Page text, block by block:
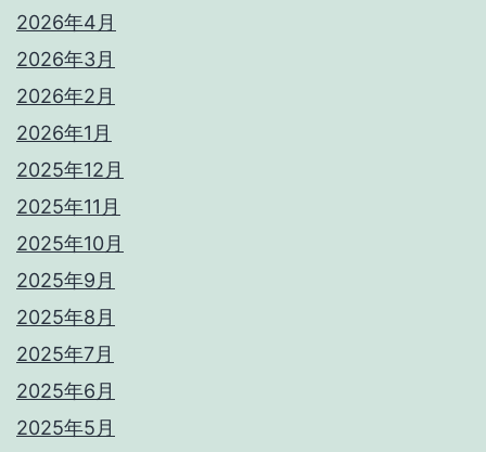
2026年4月
2026年3月
2026年2月
2026年1月
2025年12月
2025年11月
2025年10月
2025年9月
2025年8月
2025年7月
2025年6月
2025年5月